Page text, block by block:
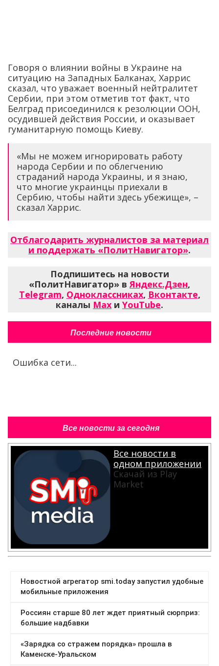
Говоря о влиянии войны в Украине на
ситуацию на Западных Балканах, Харрис
сказал, что уважает военный нейтралитет
Сербии, при этом отметив тот факт, что
Белград присоединился к резолюции ООН,
осудившей действия России, и оказывает
гуманитарную помощь Киеву.
«Мы не можем игнорировать работу
народа Сербии и по облегчению
страданий народа Украины, и я знаю,
что многие украинцы приехали в
Сербию, чтобы найти здесь убежище», –
сказал Харрис.
Отблагодарить журналистов за материал
и поддержать «ПолитНавигатор».
Подпишитесь на новости
«ПолитНавигатор» вЯндекс.Дзен,
Telegram, Одноклассниках, Вконтакте,
каналы Max и YouTube.
Последние новости
Ошибка сети...
Все новости за сегодня
Все новости в
одном приложении
Скачай из Play
Market